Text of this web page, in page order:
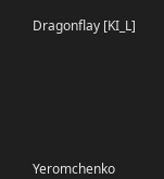
Dragonflay [KI_L]
Yeromchenko